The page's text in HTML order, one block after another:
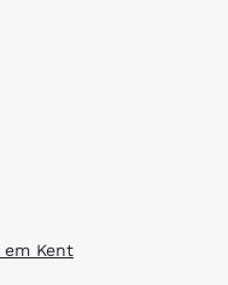
Kent